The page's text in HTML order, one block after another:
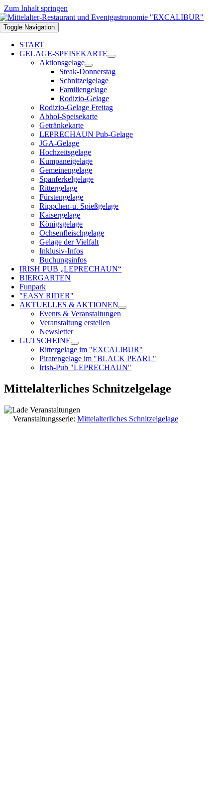
Zum Inhalt springen
Toggle Navigation
START
GELAGE-SPEISEKARTE
Aktionsgelage
Steak-Donnerstag
Schnitzelgelage
Familiengelage
Rodizio-Gelage
Rodizio-Gelage Freitag
Abhol-Speisekarte
Getränkekarte
LEPRECHAUN Pub-Gelage
JGA-Gelage
Hochzeitsgelage
Kumpaneigelage
Gemeinengelage
Spanferkelgelage
Rittergelage
Fürstengelage
Rippchen-u. Spießgelage
Kaisergelage
Königsgelage
Ochsenfleischgelage
Gelage der Vielfalt
Inklusiv-Infos
Buchungsinfos
IRISH PUB „LEPRECHAUN“
BIERGARTEN
Funpark
"EASY RIDER"
AKTUELLES & AKTIONEN
Events & Veranstaltungen
Veranstaltung erstellen
Newsletter
GUTSCHEINE
Rittergelage im "EXCALIBUR"
Piratengelage im "BLACK PEARL"
Irish-Pub "LEPRECHAUN"
Mittelalterliches Schnitzelgelage
Veranstaltungsserie: Mittelalterliches Schnitzelgelage